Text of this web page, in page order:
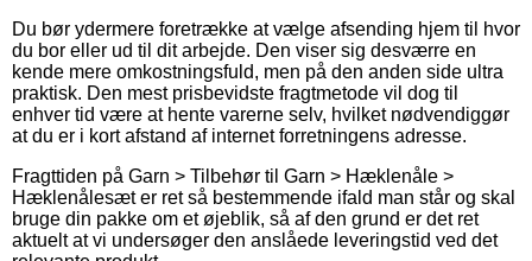
Du bør ydermere foretrække at vælge afsending hjem til hvor
du bor eller ud til dit arbejde. Den viser sig desværre en
kende mere omkostningsfuld, men på den anden side ultra
praktisk. Den mest prisbevidste fragtmetode vil dog til
enhver tid være at hente varerne selv, hvilket nødvendiggør
at du er i kort afstand af internet forretningens adresse.
Fragttiden på Garn > Tilbehør til Garn > Hæklenåle >
Hæklenålesæt er ret så bestemmende ifald man står og skal
bruge din pakke om et øjeblik, så af den grund er det ret
aktuelt at vi undersøger den anslåede leveringstid ved det